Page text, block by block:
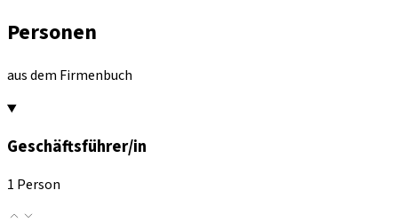
Personen
aus dem Firmenbuch
Geschäftsführer/in
1 Person